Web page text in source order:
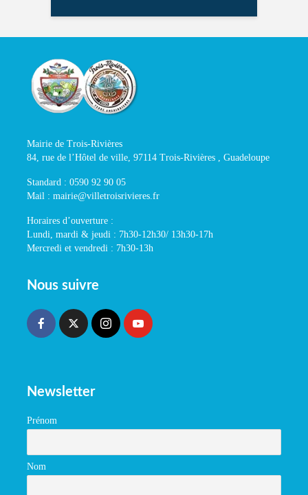
Mairie de Trois-Rivières
84, rue de l’Hôtel de ville, 97114 Trois-Rivières , Guadeloupe
Standard : 0590 92 90 05
Mail : mairie@villetroisrivieres.fr
Horaires d’ouverture :
Lundi, mardi & jeudi : 7h30-12h30/ 13h30-17h
Mercredi et vendredi : 7h30-13h
Nous suivre
Newsletter
Prénom
Nom